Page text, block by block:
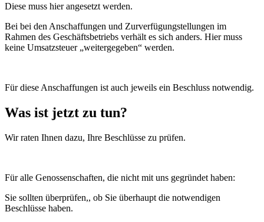
Diese muss hier angesetzt werden.
Bei bei den Anschaffungen und Zurverfügungstellungen im
Rahmen des Geschäftsbetriebs verhält es sich anders. Hier muss
keine Umsatzsteuer „weitergegeben“ werden.
Für diese Anschaffungen ist auch jeweils ein Beschluss notwendig.
Was ist jetzt zu tun?
Wir raten Ihnen dazu, Ihre Beschlüsse zu prüfen.
Für alle Genossenschaften, die nicht mit uns gegründet haben:
Sie sollten überprüfen,, ob Sie überhaupt die notwendigen
Beschlüsse haben.